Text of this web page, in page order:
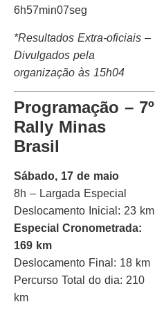
6h57min07seg
*Resultados Extra-oficiais –
Divulgados pela
organização às 15h04
Programação – 7º
Rally Minas
Brasil
Sábado, 17 de maio
8h – Largada Especial
Deslocamento Inicial: 23 km
Especial Cronometrada:
169 km
Deslocamento Final: 18 km
Percurso Total do dia: 210
km